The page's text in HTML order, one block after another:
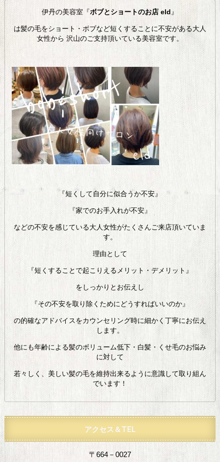
伊丹の美容室『ボブとショートのお店 eld 』
は髪の毛をショート・ボブなど短くすることに不安がある大人
女性から 沢山のご支持頂いている美容室です。
『短くして自分に似合うか不安』
『家でのお手入れが不安』
などの不安を感じている大人女性がたくさんご来店頂いていま
す。
理由として
『短くすることで起こりえるメリット・デメリット』
をしっかりとお伝えし
『その不安を取り除くためにどうすればいいのか』
の的確なアドバイスをカウンセリング時に細かく丁寧にお伝え
します。
他にも年齢による髪のボリューム低下・白髪・くせ毛のお悩み
に対して
若々しく、美しい髪の毛を維持出来るように意識して取り組ん
でいます！
アクセス＆TEL
〒664－0027